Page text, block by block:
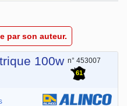
par son auteur.
100w n° 453007
61